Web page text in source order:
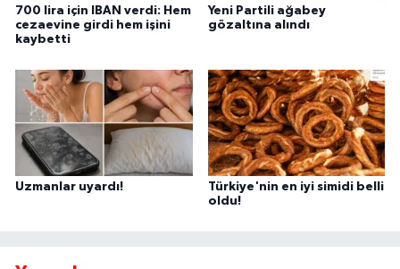
700 lira için IBAN verdi: Hem
cezaevine girdi hem işini
kaybetti
Yeni Partili ağabey
gözaltına alındı
Uzmanlar uyardı!
Türkiye'nin en iyi simidi belli
oldu!